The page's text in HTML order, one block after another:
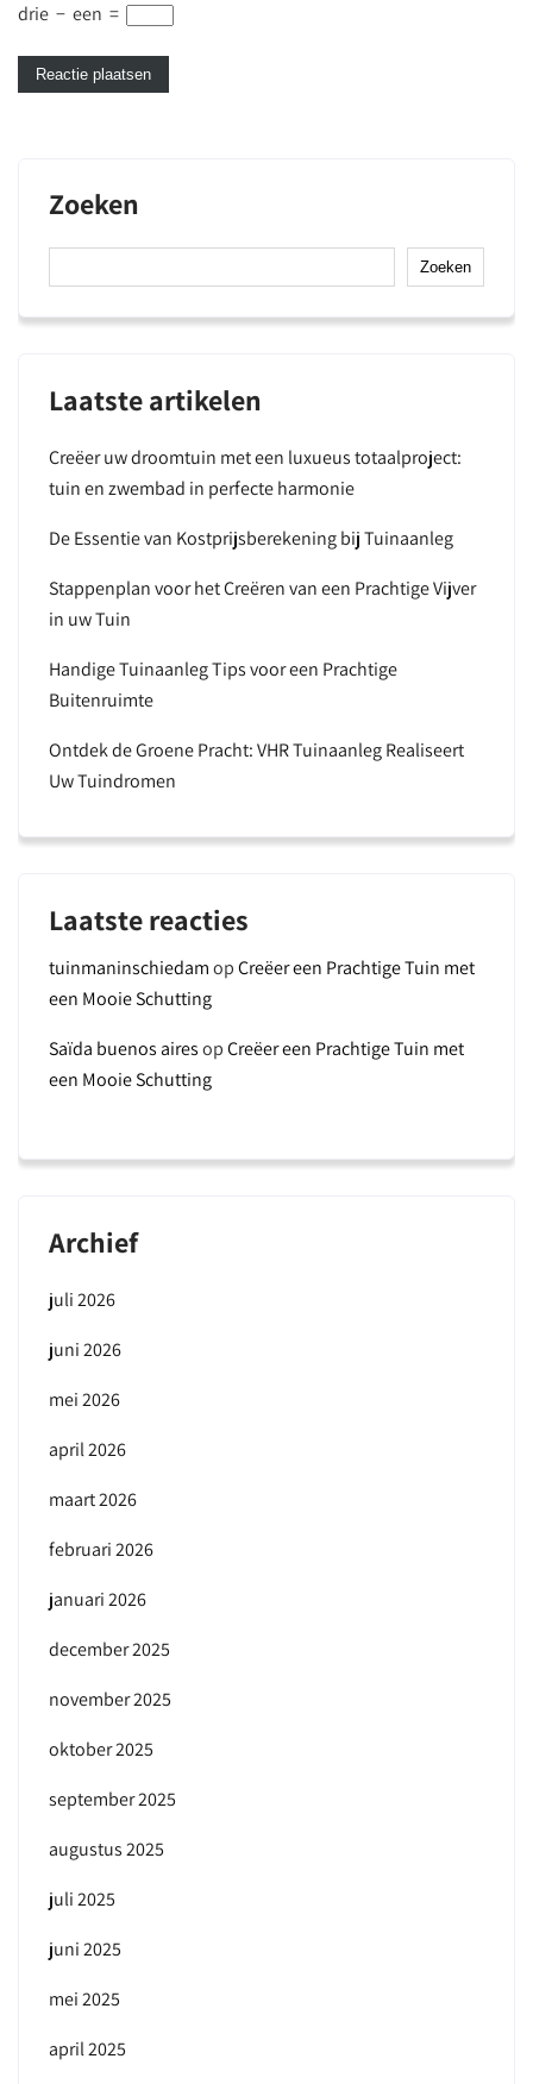
drie − een =
Zoeken
Zoeken
Laatste artikelen
Creëer uw droomtuin met een luxueus totaalproject:
tuin en zwembad in perfecte harmonie
De Essentie van Kostprijsberekening bij Tuinaanleg
Stappenplan voor het Creëren van een Prachtige Vijver
in uw Tuin
Handige Tuinaanleg Tips voor een Prachtige
Buitenruimte
Ontdek de Groene Pracht: VHR Tuinaanleg Realiseert
Uw Tuindromen
Laatste reacties
tuinmaninschiedamopCreëer een Prachtige Tuin met
een Mooie Schutting
Saïda buenos airesopCreëer een Prachtige Tuin met
een Mooie Schutting
Archief
juli 2026
juni 2026
mei 2026
april 2026
maart 2026
februari 2026
januari 2026
december 2025
november 2025
oktober 2025
september 2025
augustus 2025
juli 2025
juni 2025
mei 2025
april 2025